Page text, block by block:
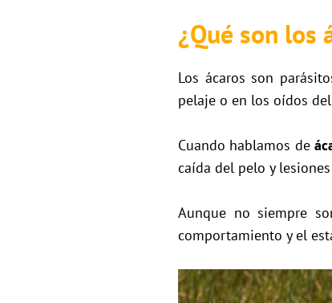
¿Qué son los
Los ácaros son
pelaje o en los oídos
Cuando hablamos de
caída del pelo y
Aunque no siempre
comportamiento y el